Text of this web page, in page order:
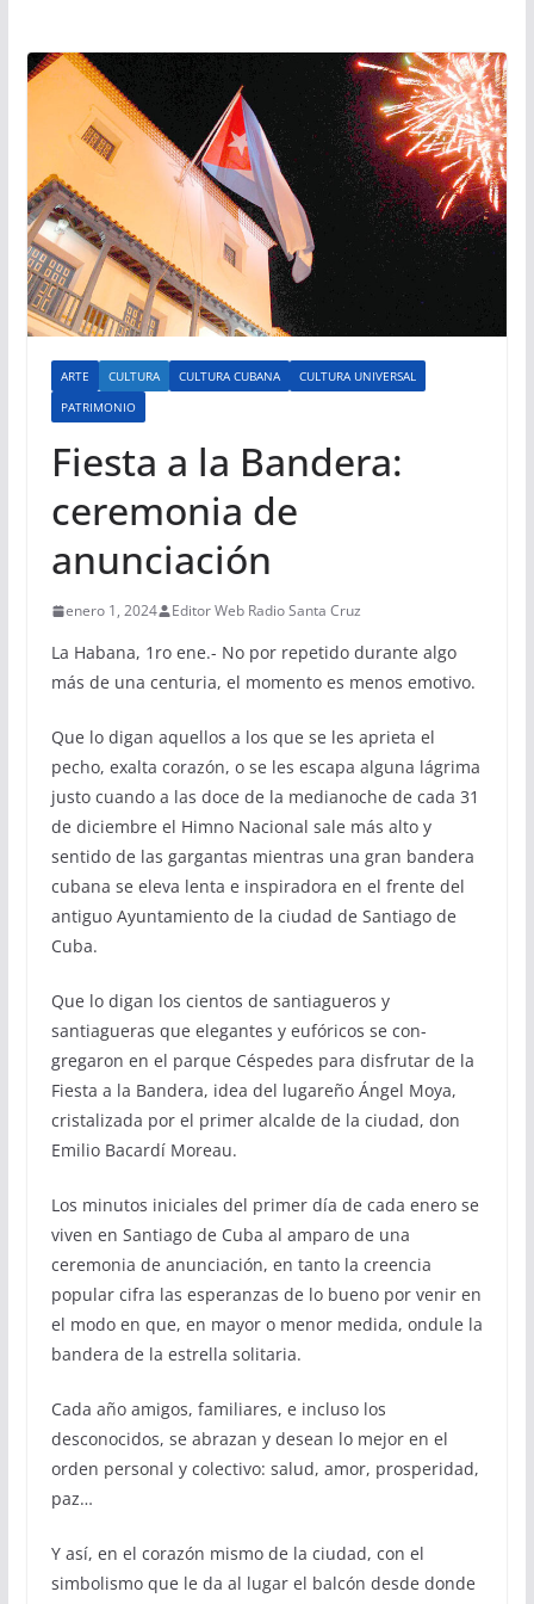
ARTE CULTURA CULTURA CUBANA
CULTURA UNIVERSAL
PATRIMONIO
Fiesta a la Bandera:
ceremonia de
anunciación
enero 1, 2024 Editor Web Radio Santa Cruz
La Habana, 1ro ene.- No por repetido durante algo
más de una cen­turia, el momento es menos emotivo.
Que lo digan aquellos a los que se les aprieta el
pecho, exalta corazón, o se les escapa alguna lágrima
justo cuando a las doce de la medianoche de cada 31
de di­ciembre el Himno Nacional sale más alto y
sentido de las gargantas mientras una gran bandera
cubana se eleva lenta e inspirado­ra en el frente del
antiguo Ayuntamiento de la ciudad de Santiago de
Cuba.
Que lo digan los cientos de santiagueros y
santiagueras que elegantes y eufóricos se con­
gregaron en el parque Céspedes para disfrutar de la
Fiesta a la Bandera, idea del lugareño Án­gel Moya,
cristalizada por el primer alcalde de la ciudad, don
Emilio Bacardí Moreau.
Los minutos iniciales del primer día de cada enero se
viven en Santiago de Cuba al am­paro de una
ceremonia de anunciación, en tan­to la creencia
popular cifra las esperanzas de lo bueno por venir en
el modo en que, en mayor o menor medida, ondule la
bandera de la estrella solitaria.
Cada año amigos, familiares, e incluso los
desconocidos, se abrazan y desean lo mejor en el
orden personal y colectivo: salud, amor, pros­peridad,
paz…
Y así, en el corazón mismo de la ciu­dad, con el
simbolismo que le da al lu­gar el balcón desde donde